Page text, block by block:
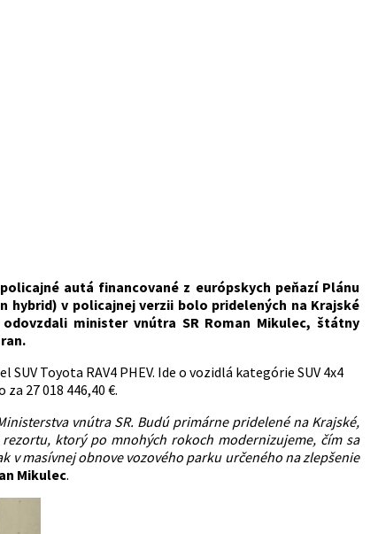
autá financované z európskych peňazí Plánu
hybrid) v policajnej verzii bolo pridelených na Krajské
minister vnútra SR Roman Mikulec, štátny
Toyota RAV4 PHEV. Ide o vozidlá kategórie SUV 4x4
27 018 446,40 €.
vnútra SR. Budú primárne pridelené na Krajské,
ktorý po mnohých rokoch modernizujeme, čím sa
masívnej obnove vozového parku určeného na zlepšenie
Mikulec.